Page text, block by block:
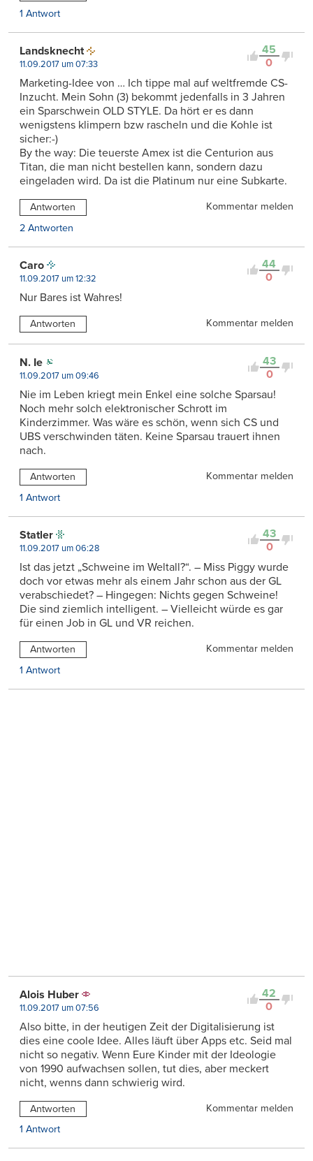
1 Antwort
45
0
Landsknecht
11.09.2017 um 07:33
Marketing-Idee von … Ich tippe mal auf weltfremde CS-
Inzucht. Mein Sohn (3) bekommt jedenfalls in 3 Jahren
ein Sparschwein OLD STYLE. Da hört er es dann
wenigstens klimpern bzw rascheln und die Kohle ist
sicher:-)
By the way: Die teuerste Amex ist die Centurion aus
Titan, die man nicht bestellen kann, sondern dazu
eingeladen wird. Da ist die Platinum nur eine Subkarte.
Antworten
Kommentar melden
2 Antworten
44
0
Caro
11.09.2017 um 12:32
Nur Bares ist Wahres!
Antworten Kommentar melden
43
0
N. Ie
11.09.2017 um 09:46
Nie im Leben kriegt mein Enkel eine solche Sparsau!
Noch mehr solch elektronischer Schrott im
Kinderzimmer. Was wäre es schön, wenn sich CS und
UBS verschwinden täten. Keine Sparsau trauert ihnen
nach.
Antworten
Kommentar melden
1 Antwort
43
0
Statler
11.09.2017 um 06:28
Ist das jetzt „Schweine im Weltall?“. – Miss Piggy wurde
doch vor etwas mehr als einem Jahr schon aus der GL
verabschiedet? – Hingegen: Nichts gegen Schweine!
Die sind ziemlich intelligent. – Vielleicht würde es gar
für einen Job in GL und VR reichen.
Antworten
Kommentar melden
1 Antwort
42
0
Alois Huber
11.09.2017 um 07:56
Also bitte, in der heutigen Zeit der Digitalisierung ist
dies eine coole Idee. Alles läuft über Apps etc. Seid mal
nicht so negativ. Wenn Eure Kinder mit der Ideologie
von 1990 aufwachsen sollen, tut dies, aber meckert
nicht, wenns dann schwierig wird.
Antworten
Kommentar melden
1 Antwort